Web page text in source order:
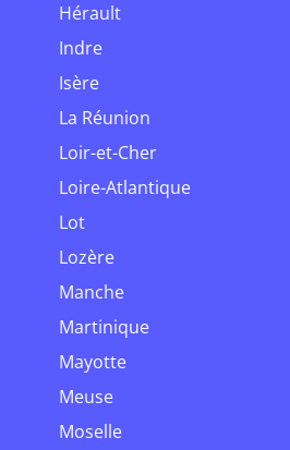
Hérault
Indre
Isère
La Réunion
Loir-et-Cher
Loire-Atlantique
Lot
Lozère
Manche
Martinique
Mayotte
Meuse
Moselle